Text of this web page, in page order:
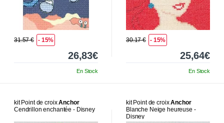
31.57 € - 15%
26,83€
En Stock
30.17 € - 15%
25,64€
En Stock
kit Point de croixAnchor
Cendrillon enchantée - Disney
kit Point de croixAnchor
Blanche Neige heureuse -
Disney